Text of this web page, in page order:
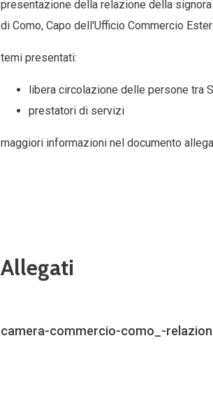
presentazione della relazione della
di Como, Capo dell'Ufficio Commercio
temi presentati:
libera circolazione delle persone tra
prestatori di servizi
maggiori informazioni nel documento
Allegati
camera-commercio-como_-